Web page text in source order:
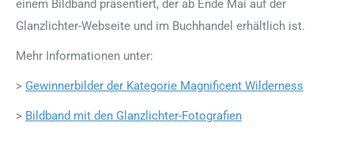
einem Bildband präsentiert, der ab Ende Mai auf der
Glanzlichter-Webseite und im Buchhandel erhältlich ist.
Mehr Informationen unter:
> Gewinnerbilder der Kategorie Magnificent Wilderness
> Bildband mit den Glanzlichter-Fotografien